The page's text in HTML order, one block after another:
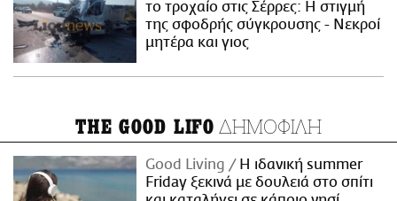
το τροχαίο στις Σέρρες: Η στιγμή
της σφοδρής σύγκρουσης - Νεκροί
μητέρα και γιος
THE GOOD LIFO ΔΗΜΟΦΙΛΗ
Good Living
Η ιδανική summer
Friday ξεκινά με δουλειά στο σπίτι